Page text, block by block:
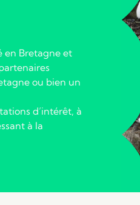
en Bretagne et
ou bien un
d’intérêt, à
à la